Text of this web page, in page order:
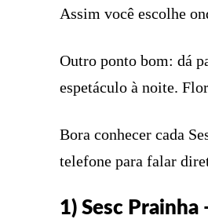
Assim você escolhe
Outro ponto bom: dá
espetáculo à noite.
Bora conhecer cada
telefone para falar
1) Sesc